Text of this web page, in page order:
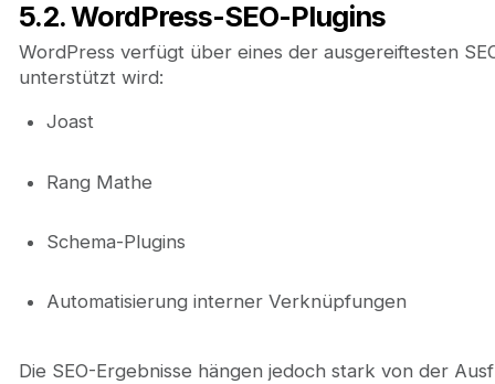
5.2. WordPress-SEO-Plugins
WordPress verfügt über eines der ausgereiftesten
unterstützt wird:
Joast
Rang Mathe
Schema-Plugins
Automatisierung interner Verknüpfungen
Die SEO-Ergebnisse hängen jedoch stark von der